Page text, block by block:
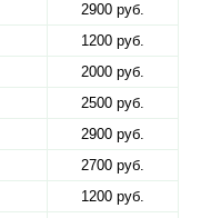
2900 руб.
1200 руб.
2000 руб.
2500 руб.
2900 руб.
2700 руб.
1200 руб.